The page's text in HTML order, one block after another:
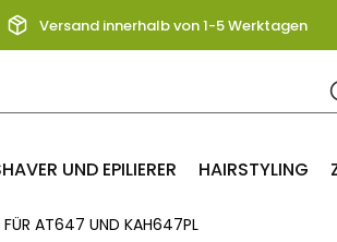
Versand innerhalb von 1-5 Werktagen
UND EPILIERER HAIRSTYLING
AT647 UND KAH647PL